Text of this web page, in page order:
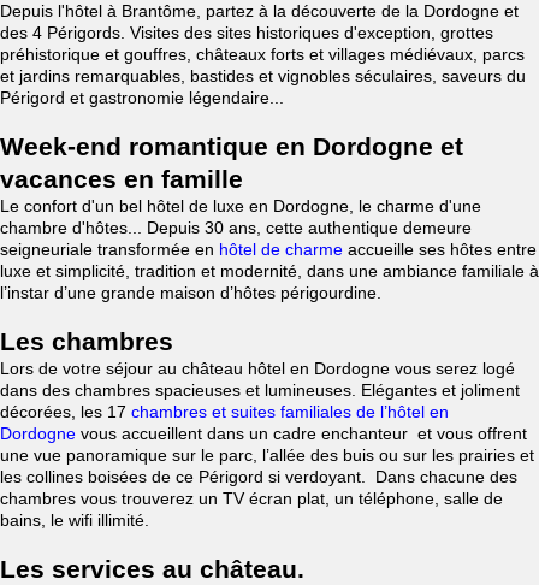
Depuis l'hôtel à Brantôme, partez à la découverte de la Dordogne et
des 4 Périgords. Visites des sites historiques d'exception, grottes
préhistorique et gouffres, châteaux forts et villages médiévaux, parcs
et jardins remarquables, bastides et vignobles séculaires, saveurs du
Périgord et gastronomie légendaire...
Week-end romantique en Dordogne et
vacances en famille
Le confort d'un bel hôtel de luxe en Dordogne, le charme d'une
chambre d'hôtes... Depuis 30 ans, cette authentique demeure
seigneuriale transformée en hôtel de charme accueille ses hôtes entre
luxe et simplicité, tradition et modernité, dans une ambiance familiale à
l’instar d’une grande maison d’hôtes périgourdine.
Les chambres
Lors de votre séjour au château hôtel en Dordogne vous serez logé
dans des chambres spacieuses et lumineuses. Elégantes et joliment
décorées, les 17 chambres et suites familiales de l’hôtel en
Dordogne vous accueillent dans un cadre enchanteur et vous offrent
une vue panoramique sur le parc, l’allée des buis ou sur les prairies et
les collines boisées de ce Périgord si verdoyant. Dans chacune des
chambres vous trouverez un TV écran plat, un téléphone, salle de
bains, le wifi illimité.
Les services au château.